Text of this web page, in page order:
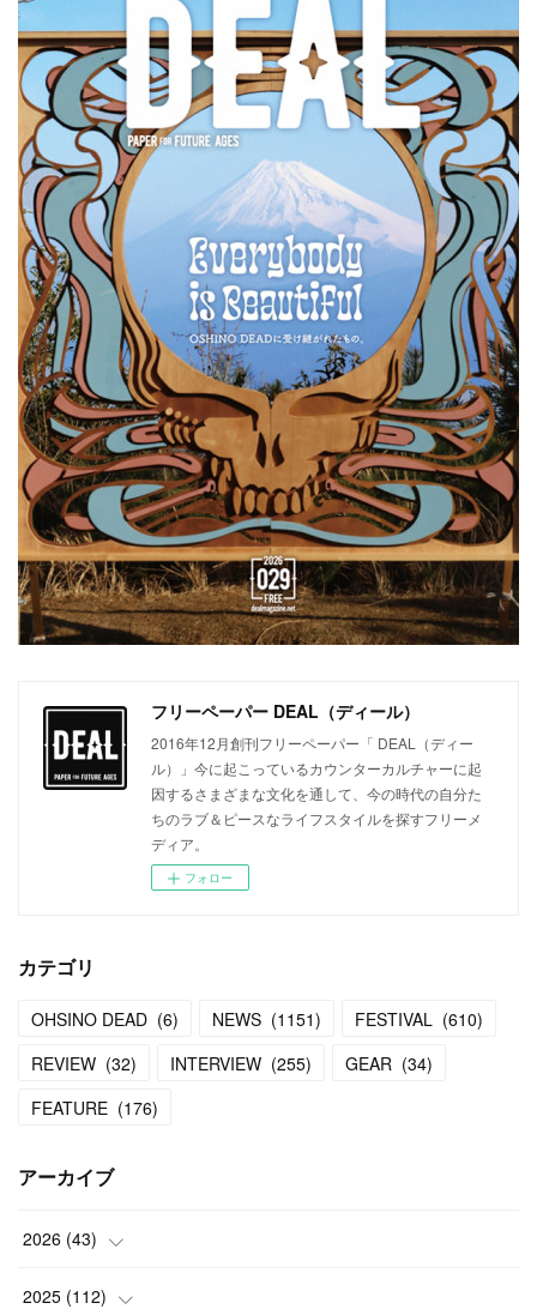
フリーペーパー DEAL（ディール）
2016年12月創刊フリーペーパー「 DEAL（ディー
ル）」今に起こっているカウンターカルチャーに起
因するさまざまな文化を通して、今の時代の自分た
ちのラブ＆ピースなライフスタイルを探すフリーメ
ディア。
フォロー
カテゴリ
OHSINO DEAD (6) NEWS (1151) FESTIVAL (610)
REVIEW (32) INTERVIEW (255) GEAR (34)
FEATURE (176)
アーカイブ
2026 (43)
( 2)
2025 (112)